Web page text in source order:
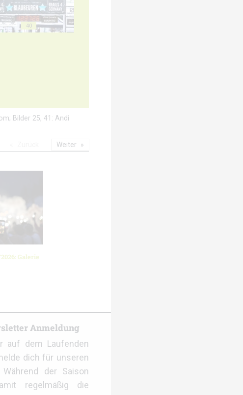
40
Bilder 25, 41: Andi
Galerie
Weiter
Anmeldung
auf dem Laufenden
dich für unseren
der Saison
regelmäßig die